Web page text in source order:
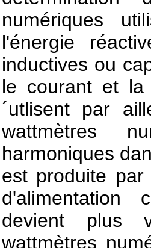
numériques
l'énergie
inductives ou
le courant et la
´utlisent par
wattmètres
harmoniques
est produite
d'alimentation
devient plus
wattmètres